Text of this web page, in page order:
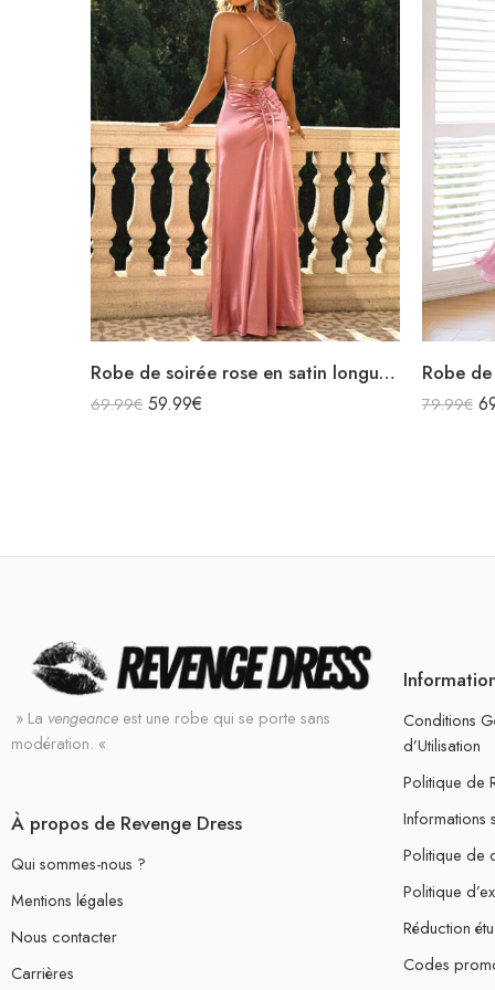
Robe de soirée rose en satin longue fendue col bénitier bretelles spaghettis croisées dans le dos avec lacets
69.99€ 59.99€ 79.99€
» La vengeance est une robe qui se porte sans
modération. «
À propos de Revenge Dress
Qui sommes-nous ?
Mentions légales
Nous contacter
Carrières
Conditions
d’Utilisation
Politique de
Informations
Politique de
Politique
Réduction
Codes